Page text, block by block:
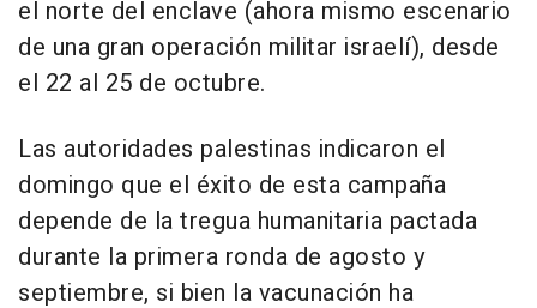
el norte del enclave (ahora mismo escenario
de una gran operación militar israelí), desde
el 22 al 25 de octubre.
Las autoridades palestinas indicaron el
domingo que el éxito de esta campaña
depende de la tregua humanitaria pactada
durante la primera ronda de agosto y
septiembre, si bien la vacunación ha